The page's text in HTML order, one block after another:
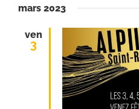
mars 2023
ven
3